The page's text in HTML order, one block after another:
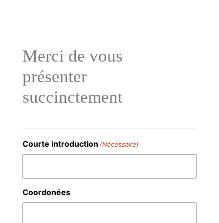
Merci de vous
présenter
succinctement
Courte introduction (Nécessaire)
Coordonées